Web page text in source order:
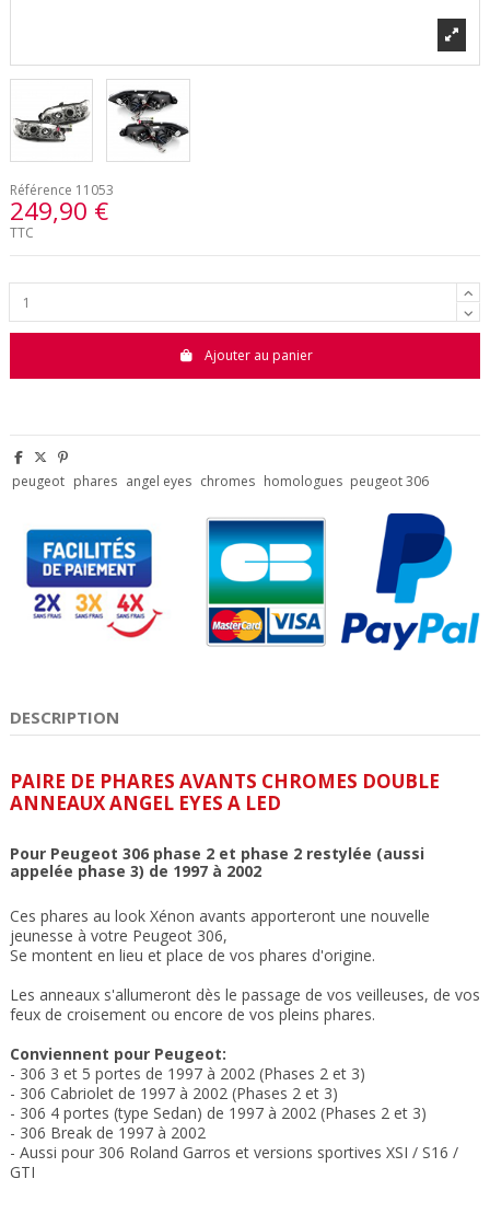
Référence 11053
249,90 €
TTC
Ajouter au panier
peugeot phares angel eyes chromes homologues peugeot 306
DESCRIPTION
PAIRE DE PHARES AVANTS CHROMES DOUBLE
ANNEAUX ANGEL EYES A LED
Pour Peugeot 306 phase 2 et phase 2 restylée (aussi
appelée phase 3) de 1997 à 2002
Ces phares au look Xénon avants apporteront une nouvelle
jeunesse à votre Peugeot 306,
Se montent en lieu et place de vos phares d'origine.
Les anneaux s'allumeront dès le passage de vos veilleuses, de vos
feux de croisement ou encore de vos pleins phares.
Conviennent pour Peugeot:
- 306 3 et 5 portes de 1997 à 2002 (Phases 2 et 3)
- 306 Cabriolet de 1997 à 2002 (Phases 2 et 3)
- 306 4 portes (type Sedan) de 1997 à 2002 (Phases 2 et 3)
- 306 Break de 1997 à 2002
- Aussi pour 306 Roland Garros et versions sportives XSI / S16 /
GTI